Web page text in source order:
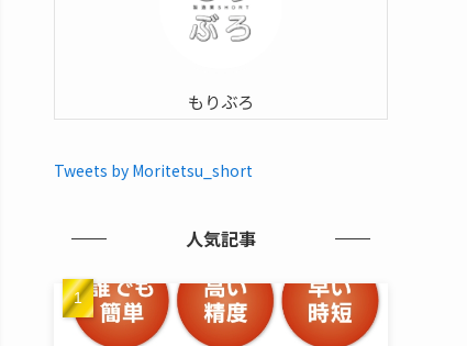
もりぶろ
Tweets by Moritetsu_short
人気記事